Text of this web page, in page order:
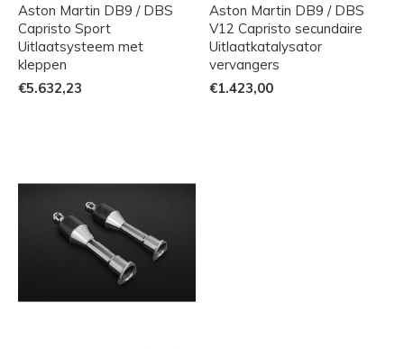
Aston Martin DB9 / DBS
Capristo Sport
Uitlaatsysteem met
kleppen
€5.632,23
Aston Martin DB9 / DBS
V12 Capristo secundaire
Uitlaatkatalysator
vervangers
€1.423,00